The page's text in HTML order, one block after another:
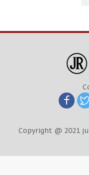
Copyright @ 2021